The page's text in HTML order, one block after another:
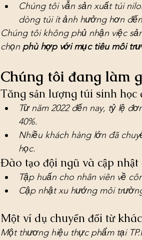
Chúng tôi vẫn sản xuất túi
dòng túi ít ảnh hưởng hơn
Chúng tôi không phủ nhận việc
chọn phù hợp với mục tiêu môi
Chúng tôi đang làm
Tăng sản lượng túi sinh học
Từ năm 2022 đến nay, tỷ lệ
40%.
Nhiều khách hàng lớn đã
học.
Đào tạo đội ngũ và cập nhật
Tập huấn cho nhân viên về
Cập nhật xu hướng môi
Một ví dụ chuyển đổi từ
Một thương hiệu thực phẩm tại